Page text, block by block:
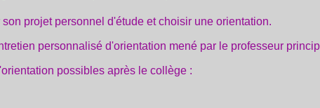
projet personnel d'étude et choisir une orientation.
personnalisé d'orientation mené par le professeur
possibles après le collège :